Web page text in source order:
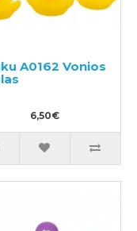
A0162 Vonios
6,50€